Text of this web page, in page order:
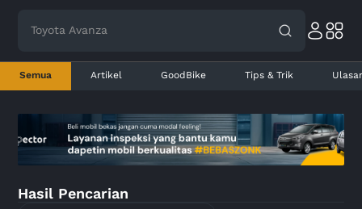
Toyota Avanza
Semua Artikel GoodBike Tips & Trik
Hasil Pencarian